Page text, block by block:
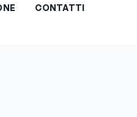
CONTATTI